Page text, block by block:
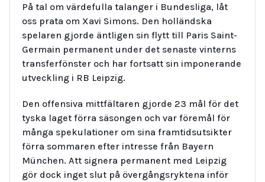
På tal om värdefulla talanger i Bundesliga, låt
oss prata om Xavi Simons. Den holländska
spelaren gjorde äntligen sin flytt till Paris Saint-
Germain permanent under det senaste vinterns
transferfönster och har fortsatt sin imponerande
utveckling i RB Leipzig.
Den offensiva mittfältaren gjorde 23 mål för det
tyska laget förra säsongen och var föremål för
många spekulationer om sina framtidsutsikter
förra sommaren efter intresse från Bayern
München. Att signera permanent med Leipzig
gör dock inget slut på övergångsryktena inför